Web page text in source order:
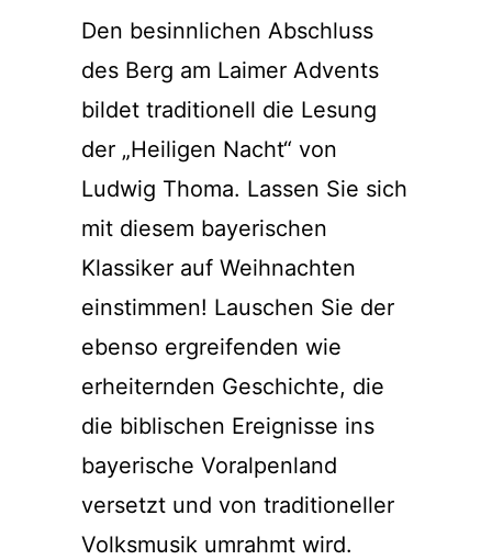
Den besinnlichen Abschluss
des Berg am Laimer Advents
bildet traditionell die Lesung
der „Heiligen Nacht“ von
Ludwig Thoma. Lassen Sie sich
mit diesem bayerischen
Klassiker auf Weihnachten
einstimmen! Lauschen Sie der
ebenso ergreifenden wie
erheiternden Geschichte, die
die biblischen Ereignisse ins
bayerische Voralpenland
versetzt und von traditioneller
Volksmusik umrahmt wird.